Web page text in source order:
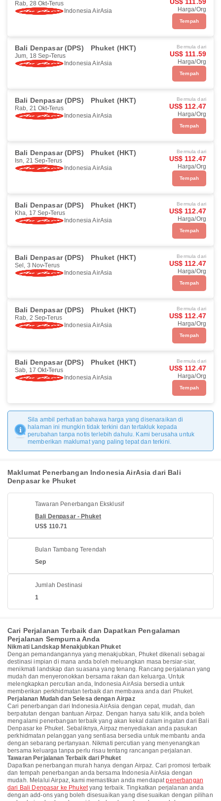
Rab, 28 Okt Terus
Indonesia AirAsia
Harga/Org
Tempah
Bali Denpasar (DPS) Phuket (HKT)
Jum, 18 Sep Terus
Indonesia AirAsia
Bermula dari
US$ 111.59
Harga/Org
Tempah
Bali Denpasar (DPS) Phuket (HKT)
Rab, 21 Okt Terus
Indonesia AirAsia
Bermula dari
US$ 112.47
Harga/Org
Tempah
Bali Denpasar (DPS) Phuket (HKT)
Isn, 21 Sep Terus
Indonesia AirAsia
Bermula dari
US$ 112.47
Harga/Org
Tempah
Bali Denpasar (DPS) Phuket (HKT)
Kha, 17 Sep Terus
Indonesia AirAsia
Bermula dari
US$ 112.47
Harga/Org
Tempah
Bali Denpasar (DPS) Phuket (HKT)
Sel, 3 Nov Terus
Indonesia AirAsia
Bermula dari
US$ 112.47
Harga/Org
Tempah
Bali Denpasar (DPS) Phuket (HKT)
Rab, 2 Sep Terus
Indonesia AirAsia
Bermula dari
US$ 112.47
Harga/Org
Tempah
Bali Denpasar (DPS) Phuket (HKT)
Sab, 17 Okt Terus
Indonesia AirAsia
Bermula dari
US$ 112.47
Harga/Org
Tempah
Sila ambil perhatian bahawa harga yang disenaraikan di
halaman ini mungkin tidak terkini dan tertakluk kepada
perubahan tanpa notis terlebih dahulu. Kami berusaha untuk
memberikan maklumat yang paling tepat dan terkini.
Maklumat Penerbangan Indonesia AirAsia dari Bali
Denpasar ke Phuket
Tawaran Penerbangan Eksklusif
Bali Denpasar - Phuket
US$ 110.71
Bulan Tambang Terendah
Sep
Jumlah Destinasi
1
Cari Perjalanan Terbaik dan Dapatkan Pengalaman
Perjalanan Sempurna Anda
Nikmati Landskap Menakjubkan Phuket
Dengan pemandangannya yang menakjubkan, Phuket dikenali sebagai
destinasi impian di mana anda boleh meluangkan masa bersiar-siar,
menikmati landskap dan suasana yang tenang. Rancang perjalanan yang
mudah dan menyeronokkan bersama rakan dan keluarga. Untuk
melengkapkan percutian anda, Indonesia AirAsia bersedia untuk
memberikan perkhidmatan terbaik dan membawa anda dari Phuket.
Perjalanan Mudah dan Selesa dengan Airpaz
Cari penerbangan dari Indonesia AirAsia dengan cepat, mudah, dan
berpatutan dengan bantuan Airpaz. Dengan hanya satu klik, anda boleh
mengalami penerbangan terbaik yang akan kekal dalam ingatan dari Bali
Denpasar ke Phuket. Sebaliknya, Airpaz menyediakan anda pasukan
perkhidmatan pelanggan yang sentiasa bersedia untuk membantu anda
dengan sebarang pertanyaan. Nikmati percutian yang menyenangkan
bersama keluarga tanpa perlu risau tentang rancangan perjalanan.
Tawaran Perjalanan Terbaik dari Phuket
Dapatkan penerbangan murah hanya dengan Airpaz. Cari promosi terbaik
dan tempah penerbangan anda bersama Indonesia AirAsia dengan
mudah. Melalui Airpaz, kami memastikan anda mendapatpenerbangan
dari Bali Denpasar ke Phuketyang terbaik. Tingkatkan perjalanan anda
dengan add-ons yang boleh disesuaikan yang disesuaikan dengan pilihan